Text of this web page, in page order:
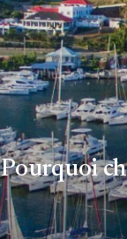
Pourquoi